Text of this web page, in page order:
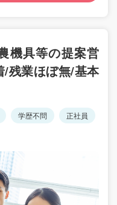
機具等の提案営
残業ほぼ無/基本
学歴不問
正社員